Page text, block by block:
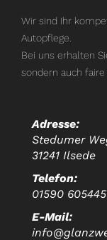
Wir sind Ihr
Autopflege.
Bei uns erhalten
sondern auch faire
Adresse:
Stedumer
31241 Ilsede
Telefon:
01590
E-Mail: